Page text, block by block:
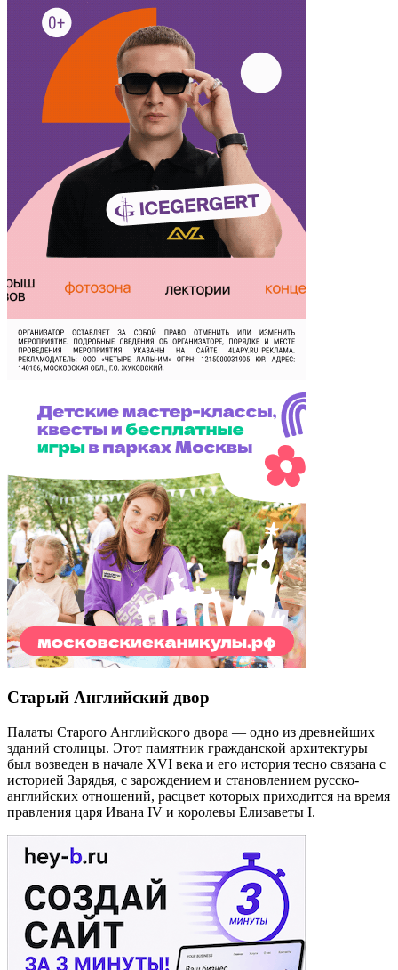
Старый Английский двор
Палаты Старого Английского двора — одно из древнейших
зданий столицы. Этот памятник гражданской архитектуры
был возведен в начале XVI века и его история тесно связана с
историей Зарядья, с зарождением и становлением русско-
английских отношений, расцвет которых приходится на время
правления царя Ивана IV и королевы Елизаветы I.